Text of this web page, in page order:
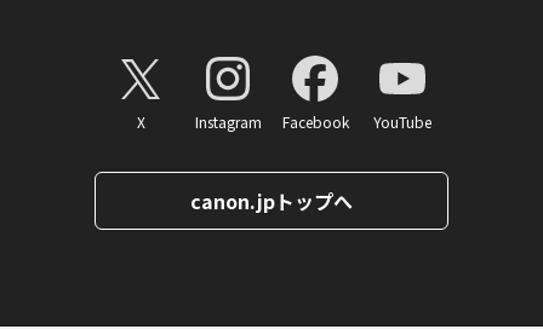
X Instagram Facebook YouTube
canon.jpトップへ